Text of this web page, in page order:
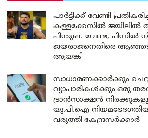
പാർട്ടിക്ക് വേണ്ടി
കള്ളക്കേസിൽ ജയിലിൽ
പിന്തുണ വേണ്ട, പിന്നിൽ
ജയരാജനെതിരെ
ആയങ്കി
സാധാരണക്കാർക്കും
വ്യാപാരികൾക്കും ഒരു
ട്രാൻസാക്ഷൻ
യു.പി.ഐ
വരുത്തി കേന്ദ്രസർക്കാർ